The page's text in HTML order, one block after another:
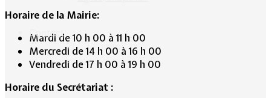
Contact
Horaire de la Mairie:
Mardi de 10 h 00 à 11 h 00
Mercredi de 14 h 00 à 16 h 00
Vendredi de 17 h 00 à 19 h 00
Horaire du Secrétariat :